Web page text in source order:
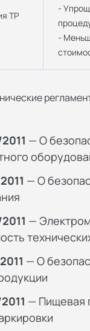
ТР
-
-
— О
— О
—
— О
— Пищевая